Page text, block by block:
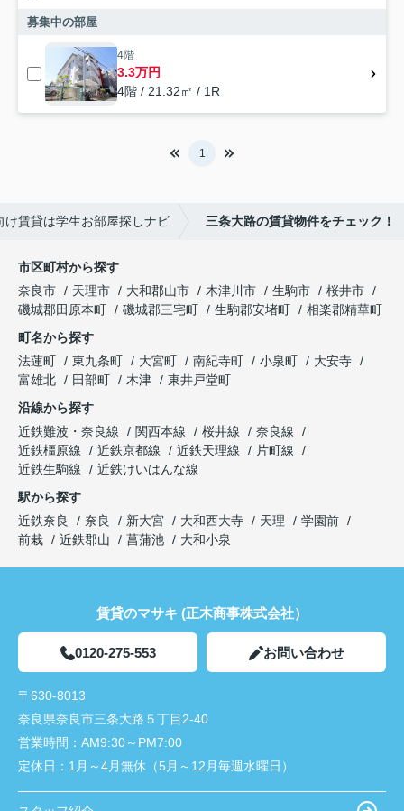
募集中の部屋
4階
3.3万円
4階 / 21.32㎡ / 1R
1
け賃貸は学生お部屋探しナビ 三条大路の賃貸物件をチェック！
市区町村から探す
奈良市
天理市 大和郡山市 木津川市 生駒市
桜井市
磯城郡田原本町
磯城郡三宅町 生駒郡安堵町
相楽郡精華町
町名から探す
法蓮町
東九条町 大宮町 南紀寺町 小泉町
大安寺
富雄北
田部町 木津
東井戸堂町
沿線から探す
近鉄難波・奈良線
関西本線 桜井線
奈良線
近鉄橿原線
近鉄京都線 近鉄天理線
片町線
近鉄生駒線
近鉄けいはんな線
駅から探す
近鉄奈良
奈良 新大宮 大和西大寺 天理
学園前
前栽
近鉄郡山 菖蒲池 大和小泉
賃貸のマサキ (正木商事株式会社）
0120-275-553 お問い合わせ
〒630-8013
奈良県奈良市三条大路５丁目2-40
営業時間： AM9:30～PM7:00
定休日： 1月～4月無休（5月～12月毎週水曜日）